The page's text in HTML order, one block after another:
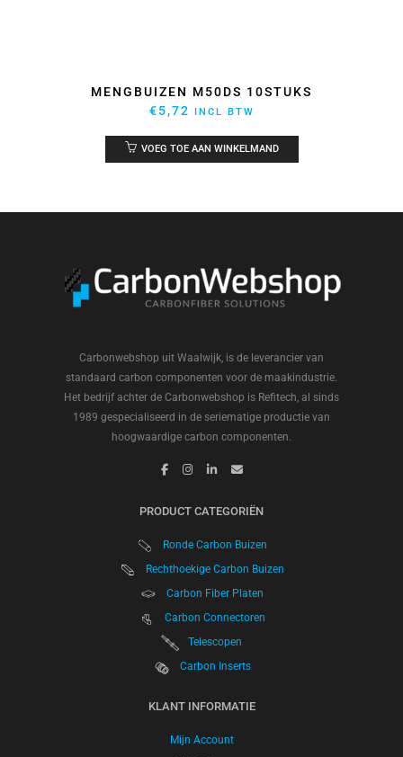
MENGBUIZEN M50DS 10STUKS
€5,72 INCL BTW
VOEG TOE AAN WINKELMAND
Carbonwebshop uit Waalwijk, is de leverancier van
standaard carbon componenten voor de maakindustrie.
Het bedrijf achter de Carbonwebshop is Refitech, al sinds
1989 gespecialiseerd in de seriematige productie van
hoogwaardige carbon componenten.
PRODUCT CATEGORIËN
Ronde Carbon Buizen
Rechthoekige Carbon Buizen
Carbon Fiber Platen
Carbon Connectoren
Telescopen
Carbon Inserts
KLANT INFORMATIE
Mijn Account